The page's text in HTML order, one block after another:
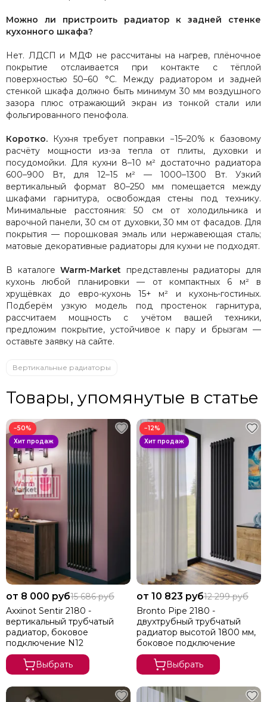
Можно ли пристроить радиатор к задней стенке
кухонного шкафа?
Нет. ЛДСП и МДФ не рассчитаны на нагрев, плёночное
покрытие отслаивается при контакте с тёплой
поверхностью 50–60 °C. Между радиатором и задней
стенкой шкафа должно быть минимум 30 мм воздушного
зазора плюс отражающий экран из тонкой стали или
фольгированного пенофола.
Коротко. Кухня требует поправки −15–20% к базовому
расчёту мощности из-за тепла от плиты, духовки и
посудомойки. Для кухни 8–10 м² достаточно радиатора
600–900 Вт, для 12–15 м² — 1000–1300 Вт. Узкий
вертикальный формат 80–250 мм помещается между
шкафами гарнитура, освобождая стены под технику.
Минимальные расстояния: 50 см от холодильника и
варочной панели, 30 см от духовки, 30 мм от фасадов. Для
покрытия — порошковая эмаль или нержавеющая сталь;
матовые декоративные радиаторы для кухни не подходят.
В каталогеWarm-Market представлены радиаторы для
кухонь любой планировки — от компактных 6 м² в
хрущёвках до евро-кухонь 15+ м² и кухонь-гостиных.
Подберём узкую модель под простенок гарнитура,
рассчитаем мощность с учётом вашей техники,
предложим покрытие, устойчивое к пару и брызгам —
оставьте заявку на сайте.
Вертикальные радиаторы
Товары, упомянутые в статье
−50%
от 8 000 руб15 686 руб
Axxinot Sentir 2180 -
вертикальный трубчатый
радиатор, боковое
подключение N12
Выбрать
−12%
от 10 823 руб12 299 руб
Bronto Pipe 2180 -
двухтрубный трубчатый
радиатор высотой 1800 мм,
боковое подключение
Выбрать